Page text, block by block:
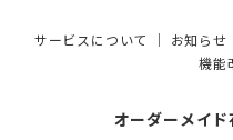
サービスについて ｜ お知らせ
機能
オーダーメイ